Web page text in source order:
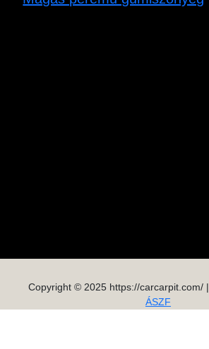
Copyright © 2025 https://carcarpit.com/ |
ÁSZF